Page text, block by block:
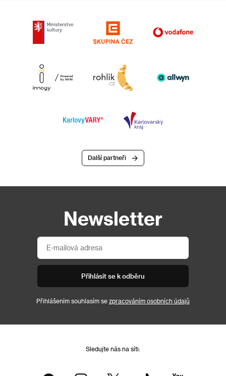
Další partneři
Newsletter
Přihlásit se k odběru
Přihlášením souhlasím se zpracováním osobních údajů
Sledujte nás na síti: